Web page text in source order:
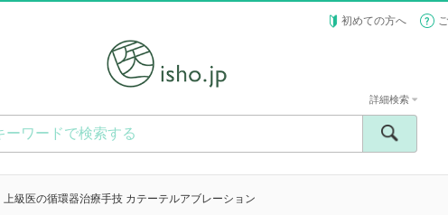
初めての方へ
詳細検索
上級医の循環器治療手技 カテーテルアブレーション